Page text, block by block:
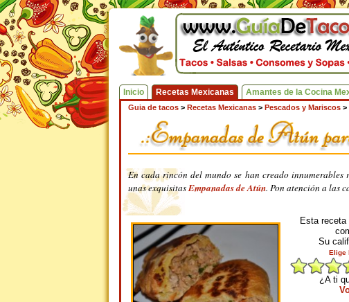
Inicio Recetas Mexicanas Amantes de la Cocina
Guia de tacos > Recetas Mexicanas > Pescados y Mariscos >
En cada rincón del mundo se han creado
unas exquisitasEmpanadas de Atún. Pon atención a las
Esta receta
Su
Elige
¿A ti